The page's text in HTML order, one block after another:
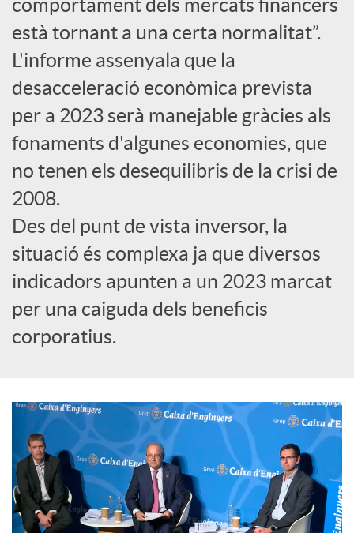
c
o
n
t
i
n
g
t
s
comportament dels mercats financers
està tornant a una certa normalitat”.
L'informe assenyala que la
desacceleració econòmica prevista
per a 2023 serà manejable gràcies als
fonaments d'algunes economies, que
no tenen els desequilibris de la crisi de
2008.
Des del punt de vista inversor, la
situació és complexa ja que diversos
indicadors apunten a un 2023 marcat
per una caiguda dels beneficis
corporatius.